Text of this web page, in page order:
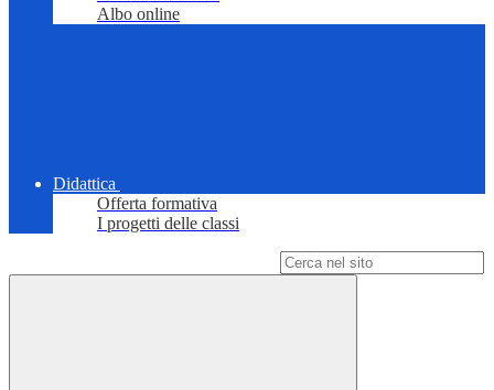
Albo online
Didattica
Offerta formativa
I progetti delle classi